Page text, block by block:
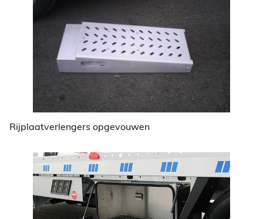
Rijplaatverlengers opgevouwen